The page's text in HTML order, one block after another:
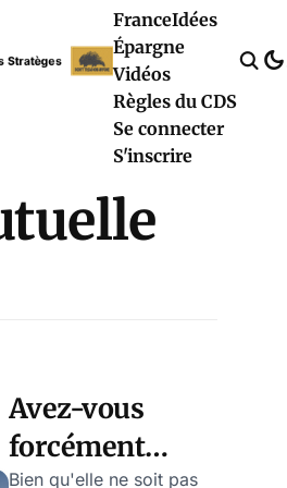
FranceIdées
Épargne
Vidéos
Règles du CDS
Se connecter
S'inscrire
Avez-vous
forcément
Bien qu'elle ne soit pas